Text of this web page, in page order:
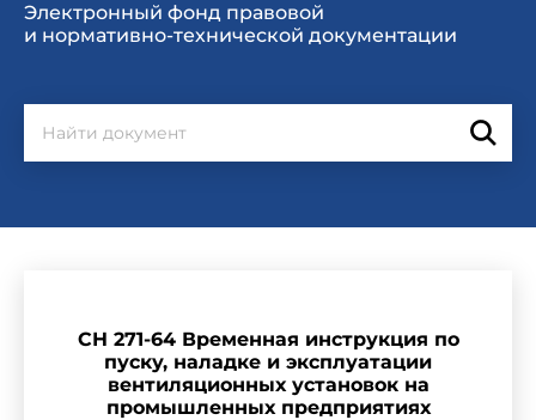
Электронный фонд правовой
и нормативно-технической документации
СН 271-64 Временная инструкция по
пуску, наладке и эксплуатации
вентиляционных установок на
промышленных предприятиях